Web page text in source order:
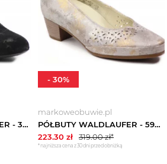
CZÓŁENKA WALDLAUFER - 358501 169 001 Czarny
markoweobuwie.pl
PÓŁBUTY WALDLAUFER - 590523 168 094 Srebrny
223.30 zł 319.00zł*
*najniższa cena z 30 dni przed obniżką
- 30%